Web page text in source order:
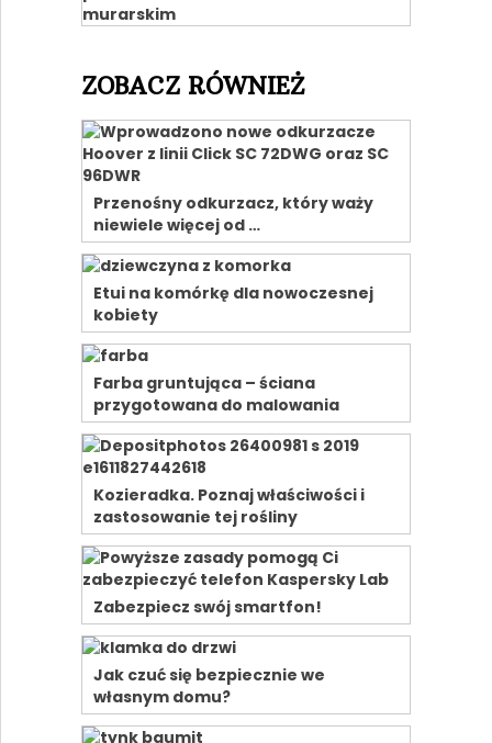
ZOBACZ RÓWNIEŻ
Przenośny odkurzacz, który waży
niewiele więcej od …
Etui na komórkę dla nowoczesnej
kobiety
Farba gruntująca – ściana
przygotowana do malowania
Kozieradka. Poznaj właściwości i
zastosowanie tej rośliny
Zabezpiecz swój smartfon!
Jak czuć się bezpiecznie we
własnym domu?